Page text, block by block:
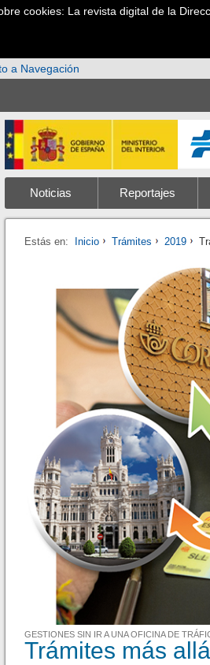
cookies: La revista digital de la
a Navegación
Noticias Reportajes
Estás en: Inicio Trámites 2019
GESTIONES SIN IR A UNA OFICINA DE
Trámites más